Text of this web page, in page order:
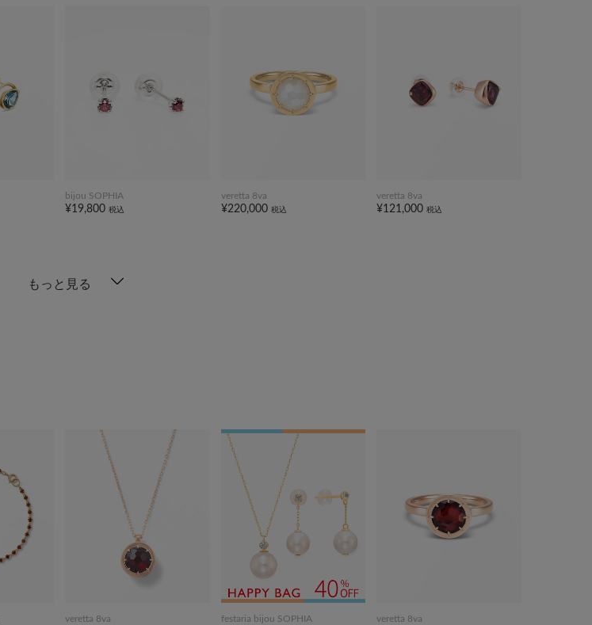
bijou SOPHIA
¥19,800 税込
veretta 8va
¥220,000 税込
veretta 8va
¥121,000税込
もっと見る
veretta 8va festaria bijou SOPHIA veretta 8va